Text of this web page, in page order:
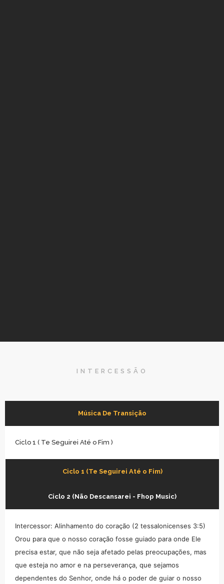
INTERCESSÃO
Música De Transição
Ciclo 1 ( Te Seguirei Até o Fim )
Ciclo 1 (Te Seguirei Até o Fim)
Ciclo 2 (Não Descansarei - Fhop Music)
Intercessor: Alinhamento do coração (2 tessalonicenses 3:5)
Orou para que o nosso coração fosse guiado para onde Ele
precisa estar, que não seja afetado pelas preocupações, mas
que esteja no amor e na perseverança, que sejamos
dependentes do Senhor, onde há o poder de guiar o nosso